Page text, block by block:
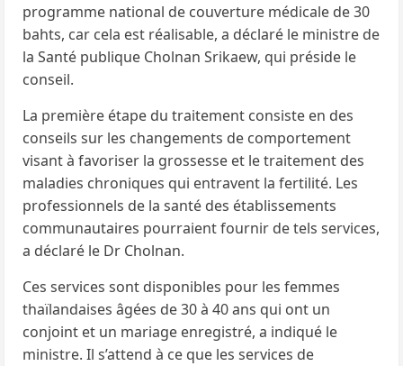
programme national de couverture médicale de 30
bahts, car cela est réalisable, a déclaré le ministre de
la Santé publique Cholnan Srikaew, qui préside le
conseil.
La première étape du traitement consiste en des
conseils sur les changements de comportement
visant à favoriser la grossesse et le traitement des
maladies chroniques qui entravent la fertilité. Les
professionnels de la santé des établissements
communautaires pourraient fournir de tels services,
a déclaré le Dr Cholnan.
Ces services sont disponibles pour les femmes
thaïlandaises âgées de 30 à 40 ans qui ont un
conjoint et un mariage enregistré, a indiqué le
ministre. Il s’attend à ce que les services de